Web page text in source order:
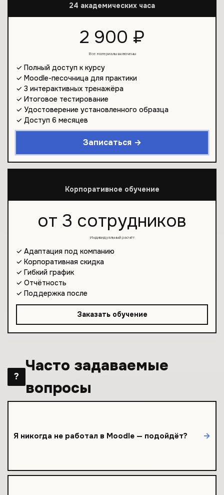
24 академических часа
2 900 ₽
Все материалы включены
✓ Полный доступ к курсу
✓ Moodle-песочница для практики
✓ 3 интерактивных тренажёра
✓ Итоговое тестирование
✓ Удостоверение установленного образца
✓ Доступ 6 месяцев
Записаться →
Корпоративное обучение
от 3 сотрудников
Индивидуальный расчёт
✓ Адаптация под компанию
✓ Корпоративная скидка
✓ Гибкий график
✓ Отчётность
✓ Поддержка после
Заказать обучение
?
Часто задаваемые
вопросы
Я никогда не работал в Moodle — подойдёт? →
Да! Курс стартует с самых азов. Вы научитесь всему с
нуля.